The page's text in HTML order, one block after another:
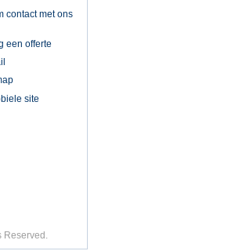
contact met ons
een offerte
site
Reserved.